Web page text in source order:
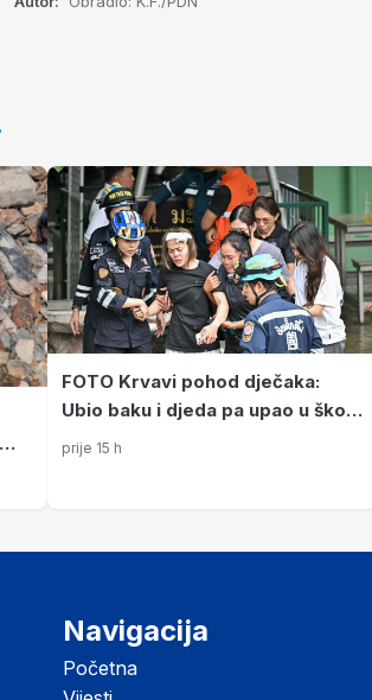
FOTO Krvavi pohod dječaka:
Ubio baku i djeda pa upao u školu
i likvidirao pet nastavnika
prije 15 h
Navigacija
Početna